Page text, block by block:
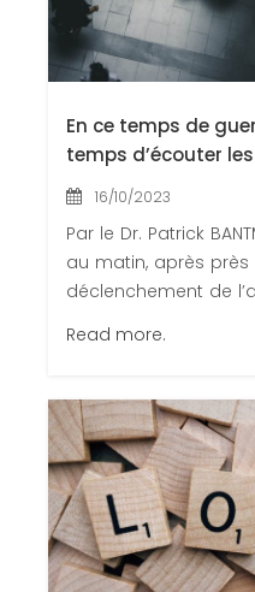
En ce temps de
temps d’écouter
16/10/2023
Par le Dr. Patrick
au matin, après près
déclenchement de
Read more.